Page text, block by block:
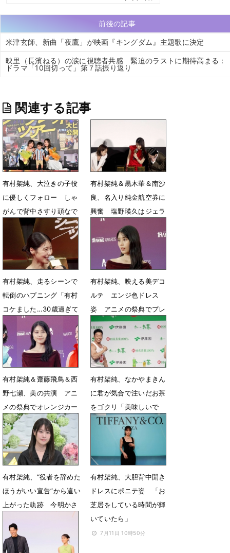
前後の記事
米津玄師、新曲「夜鷹」が映画『キングダム』主題歌に決定
映里（長濱ねる）の涙に視聴者共感 緊迫のラストに期待高まる：
ドラマ「10回切って」第７話振り返り
関連する記事
有村架純、大泣きの子役
に優しくフォロー しゃ
がんで背中さすり頭なで
7月2日 18時15分
有村架純＆黒木華＆南沙
良、名入り純金航空券に
興奮 塩野瑛久はジェラ
6月23日 15時52分
有村架純、走るシーンで
転倒のハプニング「有村
コケました…30歳過ぎて
の全力疾走は危ない」
6月3日 07時17分
有村架純、映える美デコ
ルテ エンジ色ドレス
姿 アニメの祭典でプレ
ゼンター
5月25日 07時14分
有村架純＆齋藤飛鳥＆西
野七瀬、美の共演 アニ
メの祭典でオレンジカー
ペットに登場
5月25日 06時46分
有村架純、なかやまきん
に君が気合で注いだお茶
をゴクリ「美味しいで
す」
5月12日 18時22分
有村架純、“役者を辞めた
ほうがいい宣告”から這い
上がった軌跡 今明かさ
5月1日 17時00分
有村架純、大胆背中開き
ドレスにポニテ姿 「お
芝居をしている時間が輝
いていたら」
7月11日 10時50分